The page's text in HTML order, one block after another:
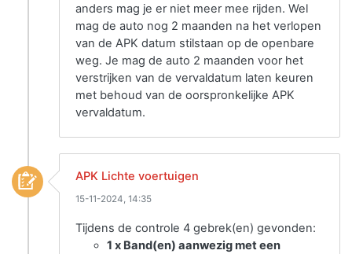
anders mag je er niet meer mee rijden. Wel
mag de auto nog 2 maanden na het verlopen
van de APK datum stilstaan op de openbare
weg. Je mag de auto 2 maanden voor het
verstrijken van de vervaldatum laten keuren
met behoud van de oorspronkelijke APK
vervaldatum.
APK Lichte voertuigen
15-11-2024, 14:35
Tijdens de controle 4 gebrek(en) gevonden:
1 x Band(en) aanwezig met een